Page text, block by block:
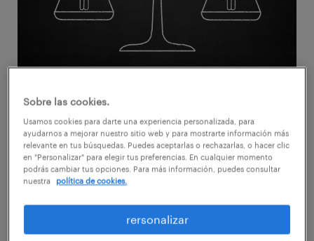
A pesar de los grandes avances y
transformaciones que han hecho evolucionar
a la sociedad, en el ámbito laboral queda
camino por recorrer. Actualmente, a nivel
mundial existe una importante brecha salarial
llegó a 31,6% según INE, “Enfoque estadístico:
Sobre las cookies.
Usamos cookies para darte una experiencia personalizada, para
ayudarnos a mejorar nuestro sitio web y para mostrarte información más
relevante en tus búsquedas. Puedes aceptarlas o rechazarlas, o hacer clic
en "Personalizar" para elegir tus preferencias. En cualquier momento
podrás cambiar tus opciones. Para más información, puedes consultar
nuestra
política de cookies.
rersonalizar